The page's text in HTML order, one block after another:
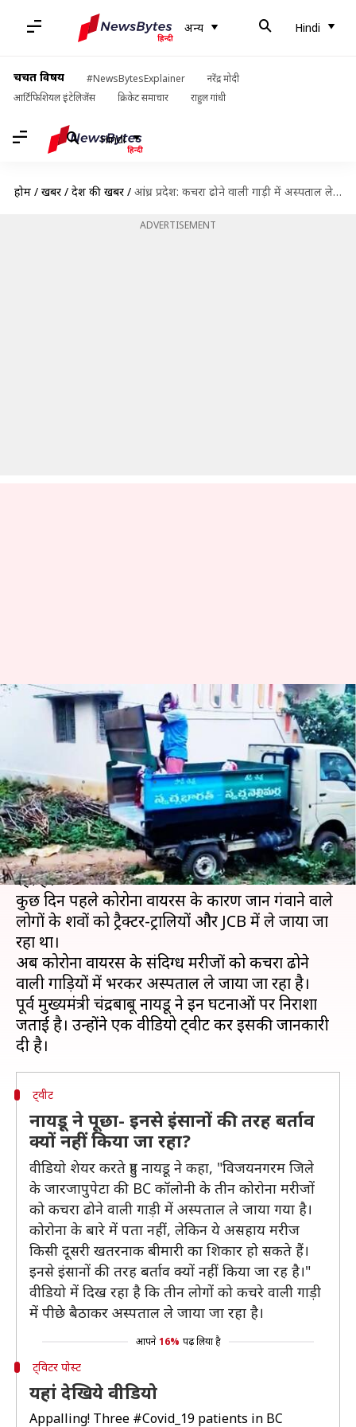
अन्य Hindi
चर्चित विषय #NewsBytesExplainer
नरेंद्र मोदी
आर्टिफिशियल इंटेलिजेंस
क्रिकेट समाचार राहुल गांधी
Hindi
होम / खबरें / देश की खबरें / आंध्र प्रदेश: कचरा ढोने वाली गाड़ी में अस्पताल ले जाए गए संदिग्ध कोरोना मरीज
ADVERTISEMENT
आंध्र प्रदेश: कचरा ढोने वाली गाड़ी में
अस्पताल ले जाए गए संदिग्ध कोरोना
मरीज
लेखन प्रमोद कुमार Aug 03, 2020 01:16 pm
क्या है खबर?
आंध्र प्रदेश में प्रशासन की लापरवाही थमने का नाम नहीं ले
रही है।
कुछ दिन पहले कोरोना वायरस के कारण जान गंवाने वाले
लोगों के शवों को ट्रैक्टर-ट्रालियों और JCB में ले जाया जा
रहा था।
अब कोरोना वायरस के संदिग्ध मरीजों को कचरा ढोने
वाली गाड़ियों में भरकर अस्पताल ले जाया जा रहा है।
पूर्व मुख्यमंत्री चंद्रबाबू नायडू ने इन घटनाओं पर निराशा
जताई है। उन्होंने एक वीडियो ट्वीट कर इसकी जानकारी
ट्वीट
नायडू ने पूछा- इनसे इंसानों की तरह बर्ताव
क्यों नहीं किया जा रहा?
वीडियो शेयर करते हुए नायडू ने कहा, "विजयनगरम जिले
के जारजापुपेटा की BC कॉलोनी के तीन कोरोना मरीजों
को कचरा ढोने वाली गाड़ी में अस्पताल ले जाया गया है।
कोरोना के बारे में पता नहीं, लेकिन ये असहाय मरीज
किसी दूसरी खतरनाक बीमारी का शिकार हो सकते हैं।
इनसे इंसानों की तरह बर्ताव क्यों नहीं किया जा रह है।"
वीडियो में दिख रहा है कि तीन लोगों को कचरे वाली गाड़ी
में पीछे बैठाकर अस्पताल ले जाया जा रहा है।
आपने 16% पढ़ लिया है
ट्विटर पोस्ट
यहां देखिये वीडियो
Appalling! Three #Covid_19 patients in BC